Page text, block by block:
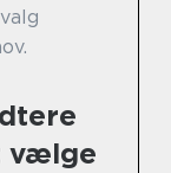
vælge